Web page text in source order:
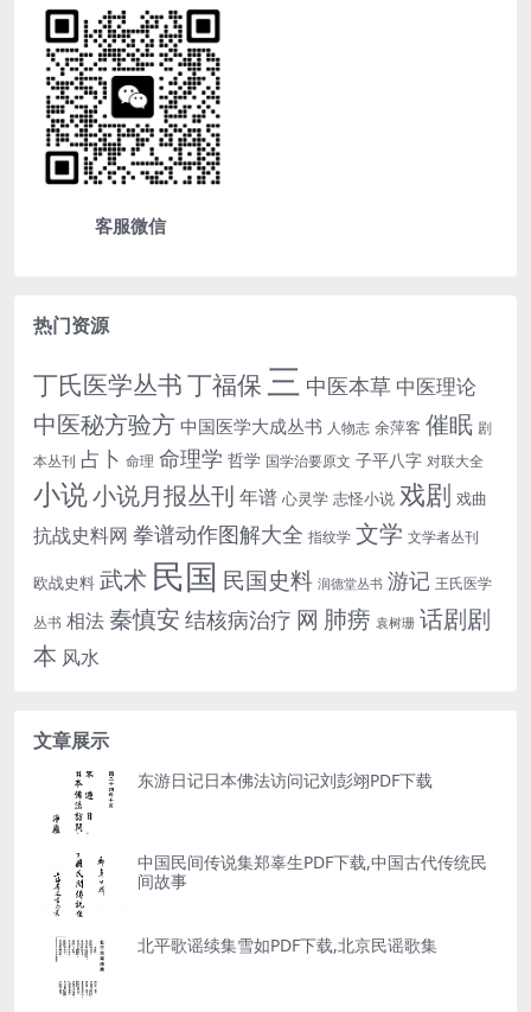
客服微信
热门资源
丁氏医学丛书丁福保 三 中医本草 中医理论
中医秘方验方 中国医学大成丛书 人物志 余萍客 催眠 剧
本丛刊 占卜 命理 命理学 哲学 国学治要原文 子平八字 对联大全
小说小说月报丛刊 年谱 心灵学 志怪小说 戏剧 戏曲
抗战史料网 拳谱动作图解大全 指纹学 文学 文学者丛刊
欧战史料 武术 民国 民国史料 润德堂丛书 游记 王氏医学
丛书 相法 秦慎安 结核病治疗 网 肺痨 袁树珊 话剧剧
本 风水
文章展示
东游日记日本佛法访问记刘彭翊PDF下载
中国民间传说集郑辜生PDF下载,中国古代传统民
间故事
北平歌谣续集雪如PDF下载,北京民谣歌集